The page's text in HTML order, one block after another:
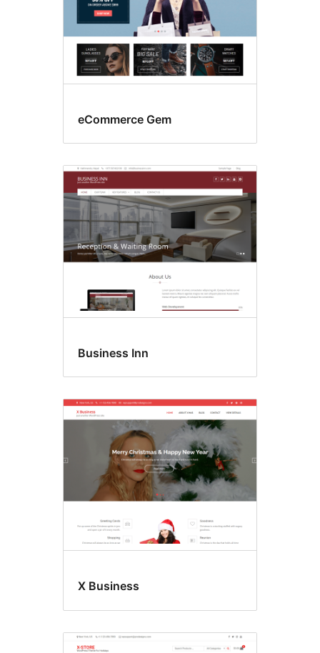
eCommerce Gem
Business Inn
X Business